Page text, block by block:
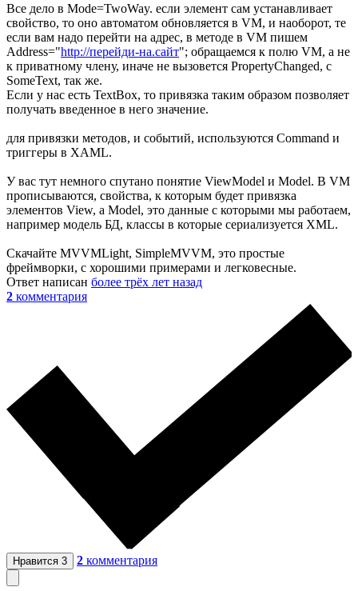
Все дело в Mode=TwoWay. если элемент сам устанавливает
свойство, то оно автоматом обновляется в VM, и наоборот, те
если вам надо перейти на адрес, в методе в VM пишем
Address="http://перейди-на.сайт"; обращаемся к полю VM, а не
к приватному члену, иначе не вызовется PropertyChanged, с
SomeText, так же.
Если у нас есть TextBox, то привязка таким образом позволяет
получать введенное в него значение.
для привязки методов, и событий, используются Command и
триггеры в XAML.
У вас тут немного спутано понятие ViewModel и Model. В VM
прописываются, свойства, к которым будет привязка
элементов View, а Model, это данные с которыми мы работаем,
например модель БД, классы в которые сериализуется XML.
Скачайте MVVMLight, SimpleMVVM, это простые
фреймворки, с хорошими примерами и легковесные.
Ответ написан более трёх лет назад
2 комментария
Нравится 3 2 комментария